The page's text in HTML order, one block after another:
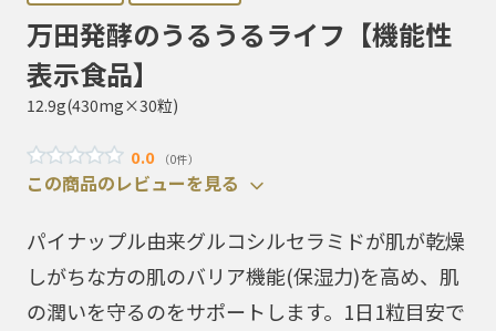
万田発酵のうるうるライフ【機能性
表示食品】
12.9g(430mg×30粒)
0.0 （0件）
この商品のレビューを見る
パイナップル由来グルコシルセラミドが肌が乾燥
しがちな方の肌のバリア機能(保湿力)を高め、肌
の潤いを守るのをサポートします。1日1粒目安で